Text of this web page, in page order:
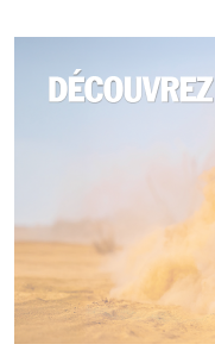
ampoule
idéal lors de vos